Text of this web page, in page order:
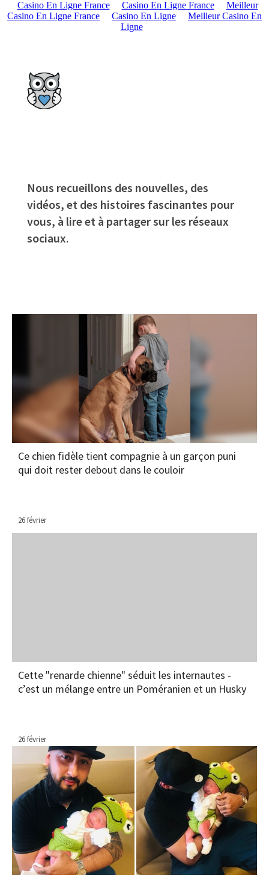
Casino En Ligne France Casino En Ligne France
Meilleur
Casino En Ligne France
Casino En Ligne
Meilleur Casino En
Ligne
Nous recueillons des nouvelles, des
vidéos, et des histoires fascinantes pour
vous, à lire et à partager sur les réseaux
sociaux.
Ce chien fidèle tient compagnie à un garçon puni
qui doit rester debout dans le couloir
26 février
Cette "renarde chienne" séduit les internautes -
c’est un mélange entre un Poméranien et un Husky
26 février